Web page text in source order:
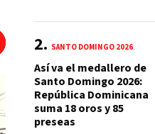
SANTO DOMINGO 2026
Así va el medallero de
Santo Domingo 2026:
República Dominicana
suma 18 oros y 85
preseas